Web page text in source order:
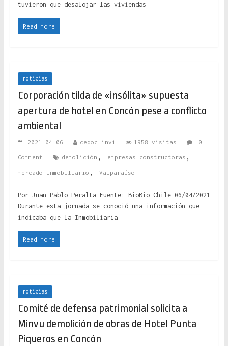
tuvieron que desalojar las viviendas
Read more
noticias
Corporación tilda de «insólita» supuesta
apertura de hotel en Concón pese a conflicto
ambiental
2021-04-06 cedoc invi 1958 visitas 0
Comment demolición , empresas constructoras ,
mercado inmobiliario , Valparaíso
Por Juan Pablo Peralta Fuente: BioBio Chile 06/04/2021
Durante esta jornada se conoció una información que
indicaba que la Inmobiliaria
Read more
noticias
Comité de defensa patrimonial solicita a
Minvu demolición de obras de Hotel Punta
Piqueros en Concón